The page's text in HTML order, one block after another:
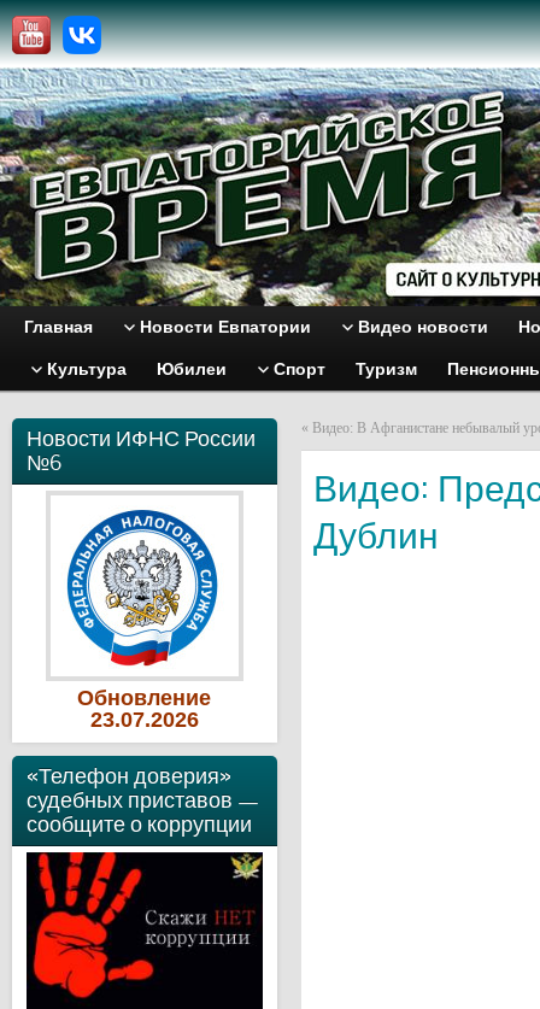
Главная Новости Евпатории Видео новости
Культура Юбилеи Спорт Туризм
Новости ИФНС России
№6
Обновление
23.07.2026
«Телефон доверия»
судебных приставов —
сообщите о коррупции
« Видео: В Афганистане небывалый
Видео:
Дублин